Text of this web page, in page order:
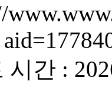
시간 :